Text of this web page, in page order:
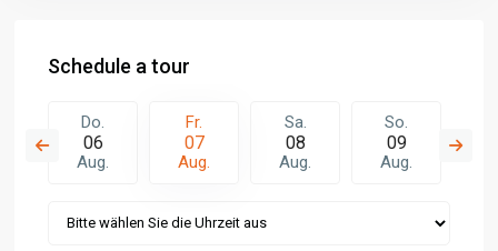
Schedule a tour
Do.
06
Aug.
Fr.
07
Aug.
Sa.
08
Aug.
So.
09
Aug.